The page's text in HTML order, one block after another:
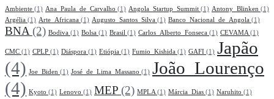
Ambiente (1) Ana_Paula_de_Carvalho (1) Angola_Startup_Summit (1) Antony_Blinken (1)
Argélia (1) Arte_Africana (1) Augusto_Santos_Silva (1) Banco_Nacional_de_Angola (1)
BNA(2) Bodiva (1) Bolsa (1) Brasil (1) Carlos_Alberto_Fonseca (1) CEVAMA(1)
CMC (1) CPLP (1) Diáspora (1) Etiópia (1) Fumio_Kishida (1) GAFI (1) Japão
(4) Joe_Biden (1) José_de_Lima_Massano (1) João_Lourenço
(4) Kyoto (1) Lenovo (1) MEP (2) MPLA(1) Márcia_Dias (1) Naruhito (1)